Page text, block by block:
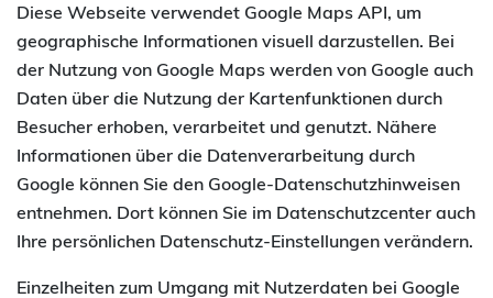
Diese Webseite verwendet Google Maps API, um
geographische Informationen visuell darzustellen. Bei
der Nutzung von Google Maps werden von Google auch
Daten über die Nutzung der Kartenfunktionen durch
Besucher erhoben, verarbeitet und genutzt. Nähere
Informationen über die Datenverarbeitung durch
Google können Sie den Google-Datenschutzhinweisen
entnehmen. Dort können Sie im Datenschutzcenter auch
Ihre persönlichen Datenschutz-Einstellungen verändern.
Einzelheiten zum Umgang mit Nutzerdaten bei Google